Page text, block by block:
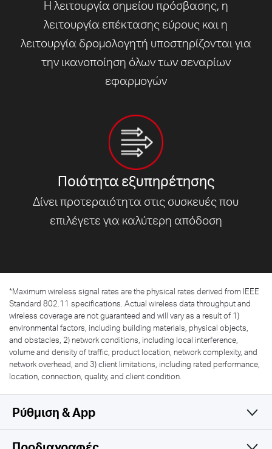
Η λειτουργία σημείου πρόσβασης, η
λειτουργία επέκτασης εύρους και η
λειτουργία δρομολογητή υποστηρίζονται για
την ικανοποίηση όλων των σεναρίων
εφαρμογών
Ποιότητα εξυπηρέτησης
Δίνει προτεραιότητα στις συσκευές που
επιλέγετε για καλύτερη απόδοση
*Maximum wireless signal rates are the physical rates derived from IEEE
Standard 802.11 specifications. Actual wireless data throughput and
wireless coverage are not guaranteed and will vary as a result of 1)
environmental factors, including building materials, physical objects,
and obstacles, 2) network conditions, including local interference,
volume and density of traffic, product location, network complexity, and
network overhead, and 3) client limitations, including rated performance,
location, connection, quality, and client condition.
Ρύθμιση & App